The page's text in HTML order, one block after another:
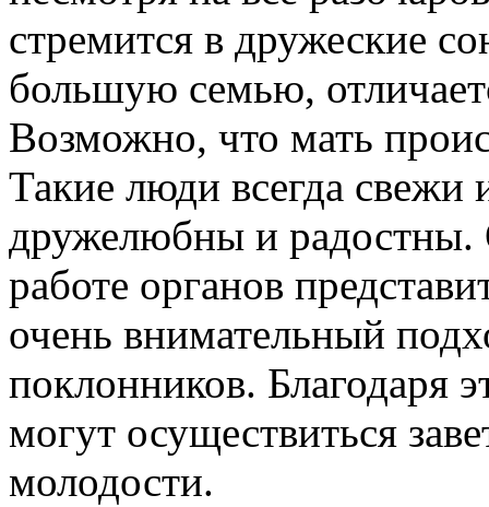
стремится в дружеские
большую семью,
Возможно, что мать
Такие люди всегда
дружелюбны и радостны.
работе органов
очень внимательный
поклонников. Благодаря
могут осуществиться
молодости.